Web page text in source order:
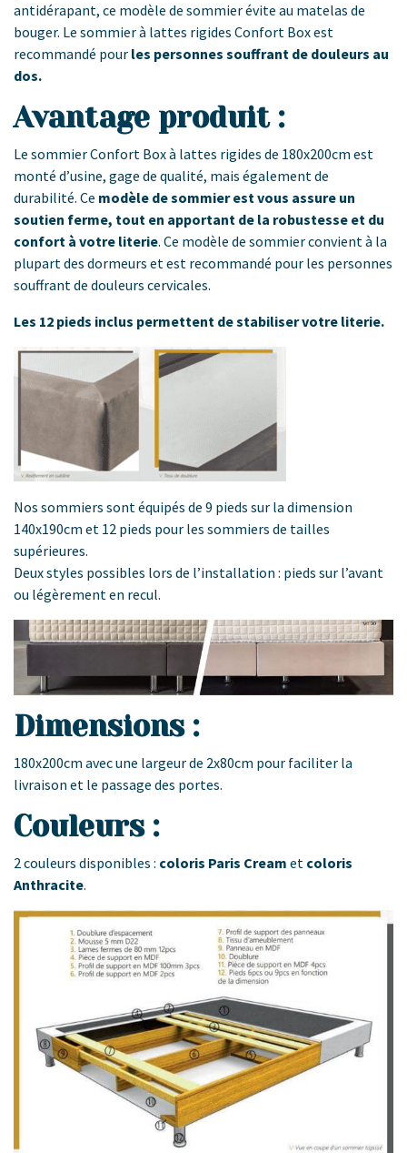
antidérapant, ce modèle de sommier évite au matelas de
bouger. Le sommier à lattes rigides Confort Box est
recommandé pour les personnes souffrant de douleurs au
dos.
Avantage produit :
Le sommier Confort Box à lattes rigides de 180x200cm est
monté d’usine, gage de qualité, mais également de
durabilité. Ce modèle de sommier est vous assure un
soutien ferme, tout en apportant de la robustesse et du
confort à votre literie. Ce modèle de sommier convient à la
plupart des dormeurs et est recommandé pour les personnes
souffrant de douleurs cervicales.
Les 12 pieds inclus permettent de stabiliser votre literie.
Nos sommiers sont équipés de 9 pieds sur la dimension
140x190cm et 12 pieds pour les sommiers de tailles
supérieures.
Deux styles possibles lors de l’installation : pieds sur l’avant
ou légèrement en recul.
Dimensions :
180x200cm avec une largeur de 2x80cm pour faciliter la
livraison et le passage des portes.
Couleurs :
2 couleurs disponibles : coloris Paris Cream et coloris
Anthracite.